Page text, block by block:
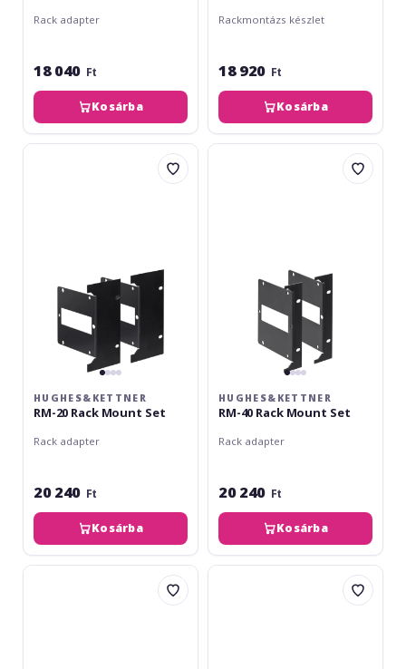
Rack adapter
18 040 Ft
Kosárba
Rackmontázs készlet
18 920 Ft
Kosárba
Hughes&Kettner
HUGHES&KETTNER
RM-20 Rack Mount Set
Rack adapter
20 240 Ft
Kosárba
Hughes&Kettner
HUGHES&KETTNER
RM-40 Rack Mount Set
Rack adapter
20 240 Ft
Kosárba
Tascam
RME